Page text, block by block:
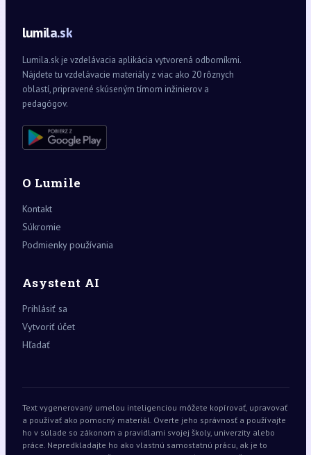
lumila.sk
Lumila.sk je vzdelávacia aplikácia vytvorená odborníkmi.
Nájdete tu vzdelávacie materiály z viac ako 20 rôznych
oblastí, pripravené skúseným tímom inžinierov a
pedagógov.
O Lumile
Kontakt
Súkromie
Podmienky používania
Asystent AI
Prihlásiť sa
Vytvoriť účet
Hľadať
Text vygenerovaný umelou inteligenciou môžete kopírovať, upravovať
a používať ako pomocný materiál. Overte jeho správnosť a používajte
ho v súlade so zákonom a pravidlami svojej školy, univerzity alebo
práce. Nepredkladajte ho ako vlastnú samostatnú prácu, ak je to